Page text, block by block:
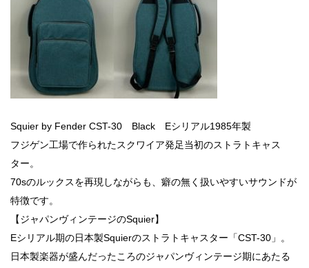
Squier by Fender CST-30 Black Eシリアル1985年製
フジゲン工場で作られたスクワイア発足当初のストラトキャス
ター。
70sのルックスを再現しながらも、癖の無く扱いやすいサウンドが
特徴です。
【ジャパンヴィンテージのSquier】
Eシリアル期の日本製Squierのストラトキャスター「CST-30」。
日本製楽器が盛んだったころのジャパンヴィンテージ期にあたる